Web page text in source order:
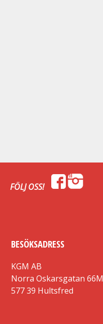
FÖLJ OSS!
BESÖKSADRESS
KGM AB
Norra Oskarsgatan 66M
577 39 Hultsfred